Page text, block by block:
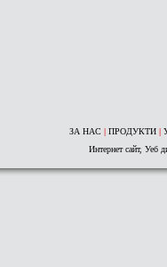
ЗА НАС | ПРОДУКТИ |
Интернет сайт, Уеб